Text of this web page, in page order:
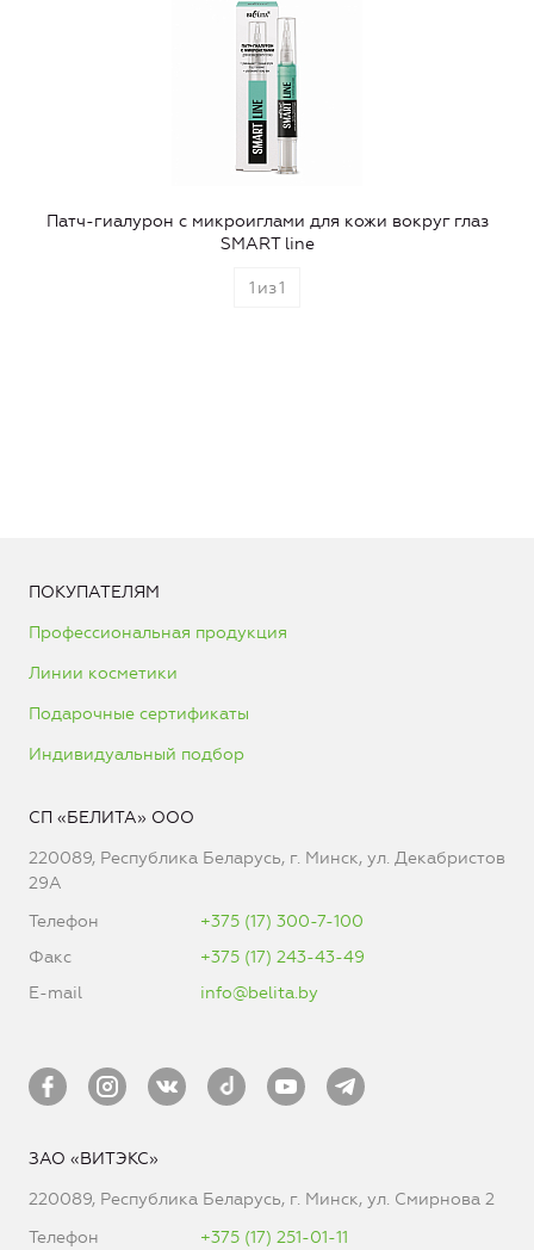
Патч-гиалурон с микроиглами для кожи вокруг глаз
SMART line
1 из1
ПОКУПАТЕЛЯМ
Профессиональная продукция
Линии косметики
Подарочные сертификаты
Индивидуальный подбор
СП «БЕЛИТА» ООО
220089, Республика Беларусь, г. Минск, ул. Декабристов
29А
Телефон
+375 (17) 300-7-100
Факс
+375 (17) 243-43-49
E-mail
info@belita.by
ЗАО «ВИТЭКС»
220089, Республика Беларусь, г. Минск, ул. Смирнова 2
Телефон
+375 (17) 251-01-11